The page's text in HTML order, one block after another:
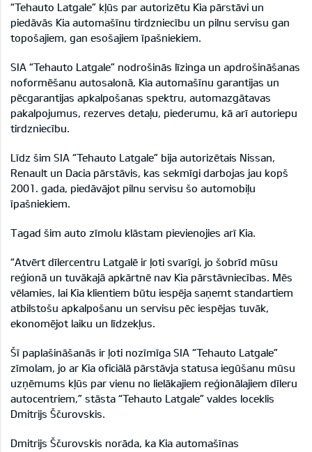
“Tehauto Latgale” kļūs par autorizētu Kia pārstāvi un
piedāvās Kia automašīnu tirdzniecību un pilnu servisu gan
topošajiem, gan esošajiem īpašniekiem.
SIA “Tehauto Latgale” nodrošinās līzinga un apdrošināšanas
noformēšanu autosalonā, Kia automašīnu garantijas un
pēcgarantijas apkalpošanas spektru, automazgātavas
pakalpojumus, rezerves detaļu, piederumu, kā arī autoriepu
tirdzniecību.
Līdz šim SIA “Tehauto Latgale” bija autorizētais Nissan,
Renault un Dacia pārstāvis, kas sekmīgi darbojas jau kopš
2001. gada, piedāvājot pilnu servisu šo automobiļu
īpašniekiem.
Tagad šim auto zīmolu klāstam pievienojies arī Kia.
“Atvērt dīlercentru Latgalē ir ļoti svarīgi, jo šobrīd mūsu
reģionā un tuvākajā apkārtnē nav Kia pārstāvniecības. Mēs
vēlamies, lai Kia klientiem būtu iespēja saņemt standartiem
atbilstošu apkalpošanu un servisu pēc iespējas tuvāk,
ekonomējot laiku un līdzekļus.
Šī paplašināšanās ir ļoti nozīmīga SIA “Tehauto Latgale”
zīmolam, jo ar Kia oficiālā pārstāvja statusa iegūšanu mūsu
uzņēmums kļūs par vienu no lielākajiem reģionālajiem dīleru
autocentriem,” stāsta “Tehauto Latgale” valdes loceklis
Dmitrijs Ščurovskis.
Dmitrijs Ščurovskis norāda, ka Kia automašīnas